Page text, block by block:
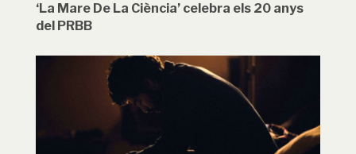
‘La Mare De La Ciència’ celebra els 20 anys
del PRBB